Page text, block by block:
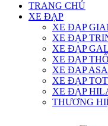
TRANG CHỦ
XE ĐẠP
XE ĐẠP
XE ĐẠP
XE ĐẠP
XE ĐẠP
XE ĐẠP
XE ĐẠP
XE ĐẠP
THƯƠNG